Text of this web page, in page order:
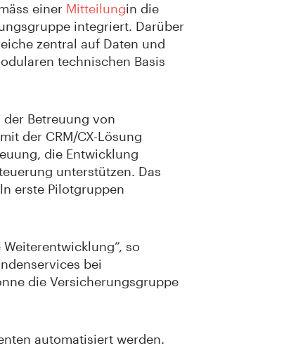
einer Mitteilungin die
integriert. Darüber
zentral auf Daten und
technischen Basis
Betreuung von
der CRM/CX-Lösung
die Entwicklung
unterstützen. Das
erste Pilotgruppen
so
bei
die Versicherungsgruppe
automatisiert werden.